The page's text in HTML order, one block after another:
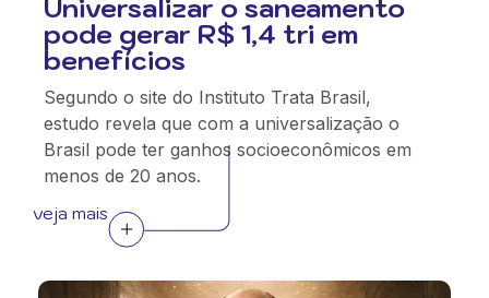
Universalizar o saneamento
pode gerar R$ 1,4 tri em
benefícios
Segundo o site do Instituto Trata Brasil,
estudo revela que com a universalização o
Brasil pode ter ganhos socioeconômicos em
menos de 20 anos.
veja mais